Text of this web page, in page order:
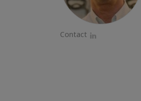
Contact